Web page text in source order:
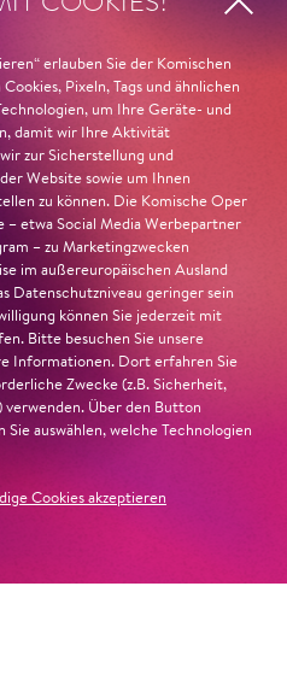
DER FAUST
Theaterpreis DER
»Darsteller:in
Rollendebüt als
in Barrie Koskys
Lady
authentisch, ziehe das
zum Miterleben und
im Saal bliebe teilnahmslos
Braids stimmliche Wucht
ebenso nachfühlbar
ihrer Figur.«
erlauben Sie der Komischen
Pixeln, Tags und ähnlichen
um Ihre Geräte- und
damit wir Ihre Aktivität
zur Sicherstellung und
Website sowie um Ihnen
zu können. Die Komische Oper
– etwa Social Media Werbepartner
– zu Marketingzwecken
im außereuropäischen Ausland
Datenschutzniveau geringer sein
können Sie jederzeit mit
Bitte besuchen Sie unsere
Informationen. Dort erfahren Sie
Zwecke (z.B. Sicherheit,
Über den Button
Sie auswählen, welche Technologien
Cookies akzeptieren